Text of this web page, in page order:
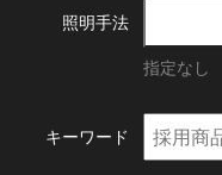
照明手法
指定なし
キーワード